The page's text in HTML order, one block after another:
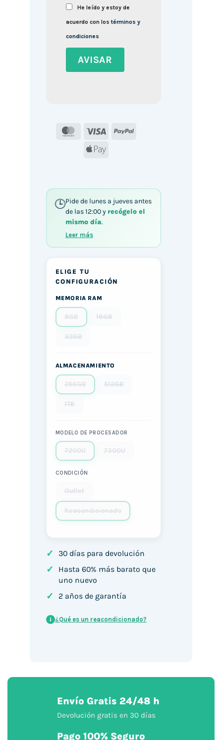
He leído y estoy de
acuerdo con lostérminos y
condiciones
MasterCard
Visa
PayPal
Apple
Pide de lunes a jueves antes
de las 12:00 y recógelo el
mismo día.
Leer más
ELIGE TU
CONFIGURACIÓN
MEMORIA RAM
8GB 16GB
32GB
ALMACENAMIENTO
256GB 512GB
1TB
MODELO DE PROCESADOR
7200U 7300U
CONDICIÓN
Outlet
Reacondicionado
✓ 30 días para devolución
✓
Hasta 60% más barato que
uno nuevo
✓ 2 años de garantía
i ¿Qué es un reacondicionado?
Envío Gratis 24/48 h
Devolución gratis en 30 días
Pago 100% Seguro